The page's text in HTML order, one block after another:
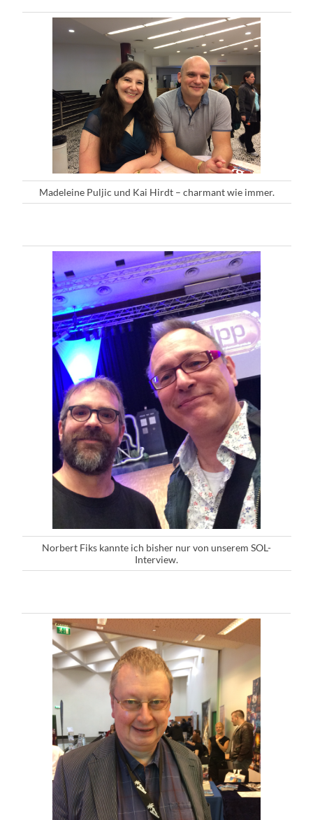
Madeleine Puljic und Kai Hirdt – charmant wie immer.
Norbert Fiks kannte ich bisher nur von unserem SOL-
Interview.